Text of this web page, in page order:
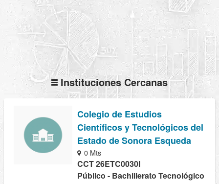
Instituciones Cercanas
Colegio de Estudios
Científicos y Tecnológicos del
Estado de Sonora Esqueda
0 Mts
CCT 26ETC0030I
Público - Bachillerato Tecnológico